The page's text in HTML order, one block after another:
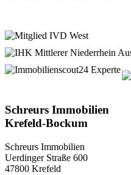
Schreurs Immobilien
Krefeld-Bockum
Schreurs Immobilien
Uerdinger Straße 600
47800 Krefeld